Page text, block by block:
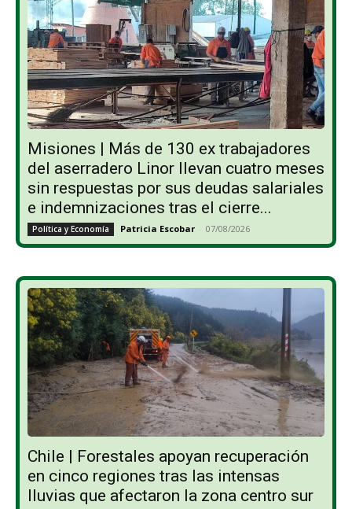
Misiones | Más de 130 ex trabajadores
del aserradero Linor llevan cuatro meses
sin respuestas por sus deudas salariales
e indemnizaciones tras el cierre...
Política y Economía Patricia Escobar - 07/08/2026
Chile | Forestales apoyan recuperación
en cinco regiones tras las intensas
lluvias que afectaron la zona centro sur